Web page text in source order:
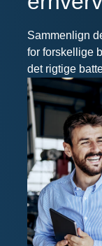
Sammenlign
for forskellige
det rigtige